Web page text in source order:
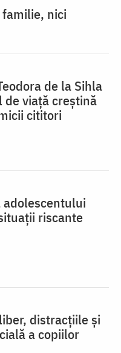
nici
de la Sihla
de viaţă creştină
cititori
riscante
distracțiile și
a copiilor